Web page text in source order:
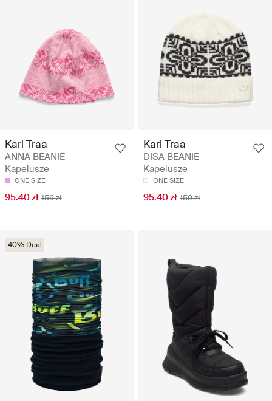
Kari Traa
ANNA BEANIE -
Kapelusze
ONE SIZE
95.40 zł 159 zł
Kari Traa
DISA BEANIE -
Kapelusze
ONE SIZE
95.40 zł 159 zł
40% Deal